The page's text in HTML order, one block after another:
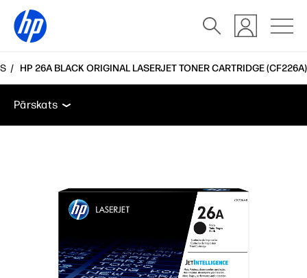
HP 26A BLACK ORIGINAL LASERJET TONER CARTRIDGE (CF226A)
Pārskats Funkcijas
Atbalsts
Pārskats